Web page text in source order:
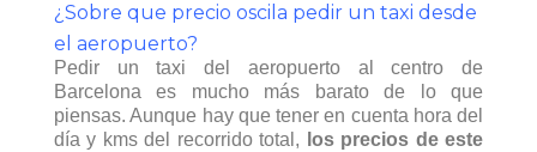
¿Sobre que precio oscila pedir un taxi desde
el aeropuerto?
Pedir un taxi del aeropuerto al centro de
Barcelona es mucho más barato de lo que
piensas. Aunque hay que tener en cuenta hora del
día y kms del recorrido total,
los precios de este